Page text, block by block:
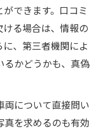
できます。口コミ
る場合は、情報の
、第三者機関によ
るかどうかも、真偽
両について直接問い
を求めるのも有効